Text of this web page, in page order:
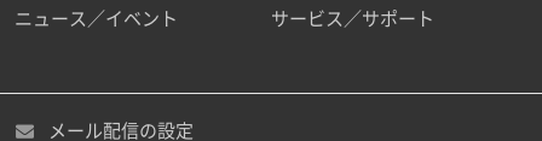
職種
ニュース／イベント サービス／サポート
メール配信の設定